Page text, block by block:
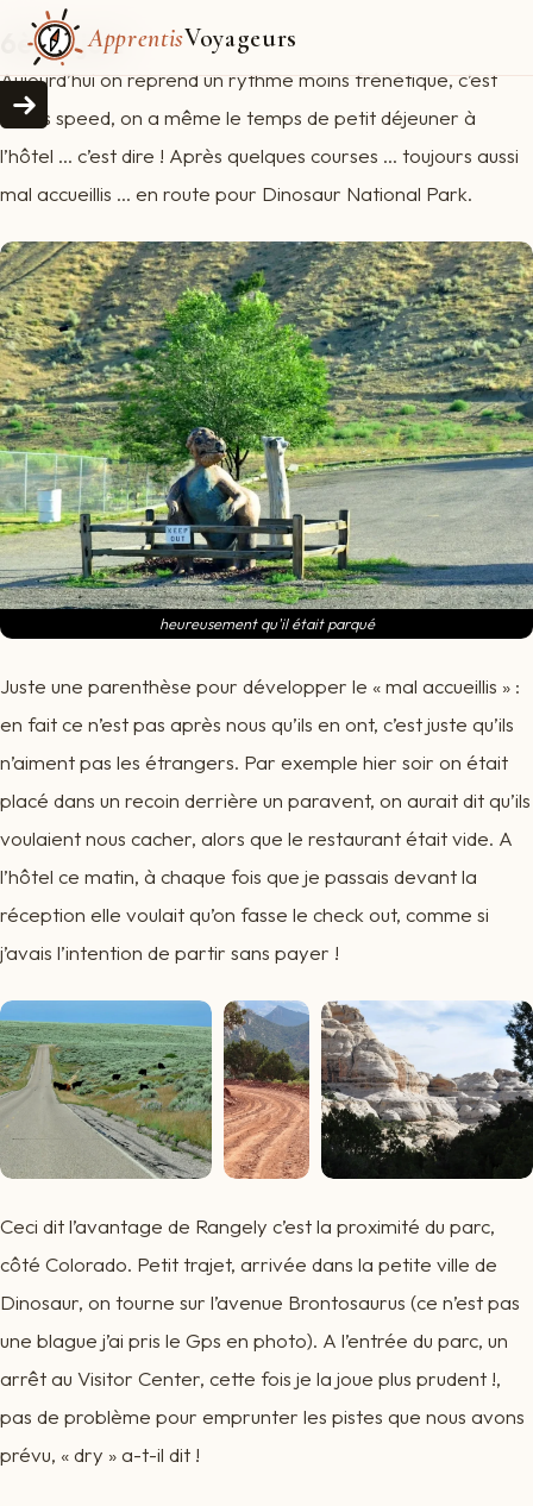
ApprentisVoyageurs
6ème jour
Aujourd’hui on reprend un rythme moins frénétique, c’est
moins speed, on a même le temps de petit déjeuner à
l’hôtel … c’est dire ! Après quelques courses … toujours aussi
mal accueillis … en route pour Dinosaur National Park.
heureusement qu'il était parqué
Juste une parenthèse pour développer le « mal accueillis » :
en fait ce n’est pas après nous qu’ils en ont, c’est juste qu’ils
n’aiment pas les étrangers. Par exemple hier soir on était
placé dans un recoin derrière un paravent, on aurait dit qu’ils
voulaient nous cacher, alors que le restaurant était vide. A
l’hôtel ce matin, à chaque fois que je passais devant la
réception elle voulait qu’on fasse le check out, comme si
j’avais l’intention de partir sans payer !
Ceci dit l’avantage de Rangely c’est la proximité du parc,
côté Colorado. Petit trajet, arrivée dans la petite ville de
Dinosaur, on tourne sur l’avenue Brontosaurus (ce n’est pas
une blague j’ai pris le Gps en photo). A l’entrée du parc, un
arrêt au Visitor Center, cette fois je la joue plus prudent !,
pas de problème pour emprunter les pistes que nous avons
prévu, « dry » a-t-il dit !